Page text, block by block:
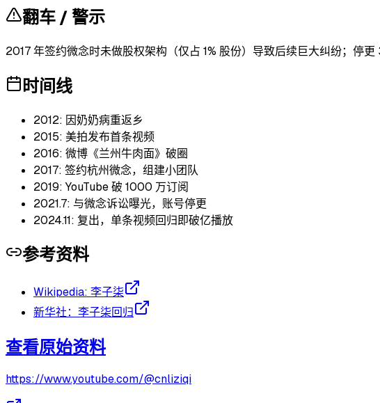
翻车 / 警示
2017 年签约微念时未做股权架构（仅占 1% 股份）导致后续巨大纠纷；停
时间线
2012: 因奶奶病重返乡
2015: 美拍发布首条视频
2016: 微博《兰州牛肉面》破圈
2017: 签约杭州微念，组建小团队
2019: YouTube 破 1000 万订阅
2021.7: 与微念诉讼曝光，账号停更
2024.11: 复出，单条视频回归即破亿播放
参考资料
Wikipedia: 李子柒
新华社：李子柒回归
查看原始资料
https://www.youtube.com/@cnliziqi